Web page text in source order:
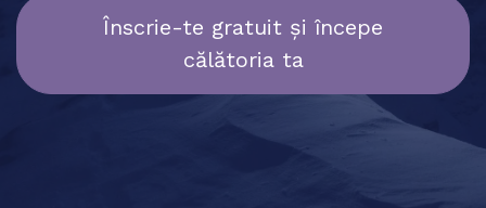
Înscrie-te gratuit și începe
călătoria ta